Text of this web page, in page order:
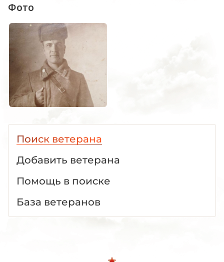
Фото
Поиск ветерана
Добавить ветерана
Помощь в поиске
База ветеранов